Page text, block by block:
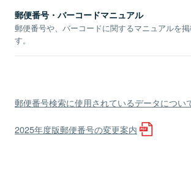
郵便番号・バーコードマニュアル
郵便番号や、バーコードに関するマニュアルを掲
す。
郵便番号検索に使用されているデータについ
2025年度版郵便番号の変更案内